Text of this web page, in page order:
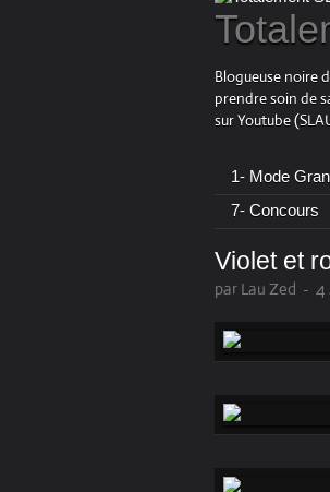
Blogueuse noire
prendre soin de
sur Youtube
1- Mode
7- Concours
Violet et
par Lau Zed - 4